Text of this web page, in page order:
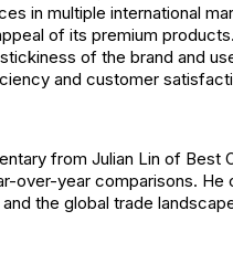
in multiple international
of its premium
of the brand and
and customer
from Julian Lin of
over-year comparisons. He
the global trade